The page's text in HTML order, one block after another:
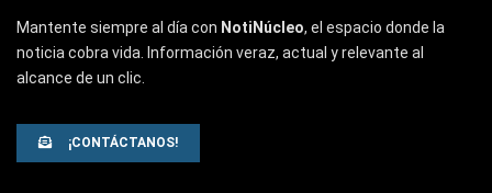
Mantente siempre al día con NotiNúcleo, el espacio donde la
noticia cobra vida. Información veraz, actual y relevante al
alcance de un clic.
¡CONTÁCTANOS!